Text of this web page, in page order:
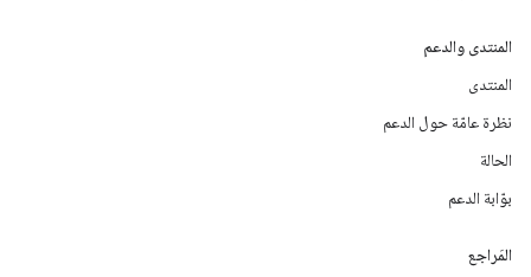
المنتدى والدعم
المنتدى
نظرة عامّة حول الدعم
الحالة
بوّابة الدعم
المَراجع